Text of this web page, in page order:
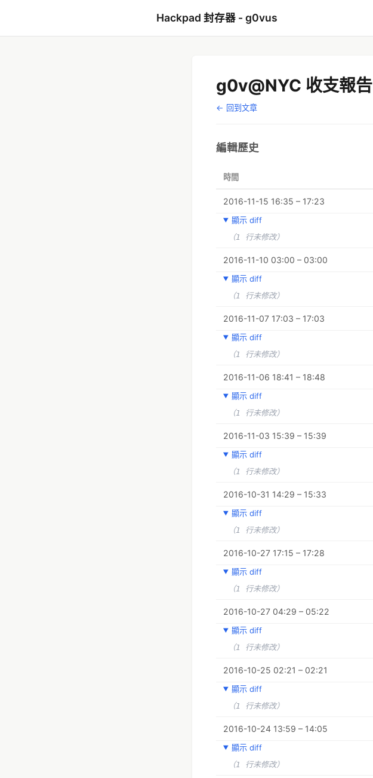
Hackpad 封存器 - g0vus
g0v@NYC 收支報告
← 回到文章
編輯歷史
時間
2016-11-15 16:35 – 17:23
顯示 diff
（1 行未修改）
2016-11-10 03:00 – 03:00
顯示 diff
（1 行未修改）
2016-11-07 17:03 – 17:03
顯示 diff
（1 行未修改）
2016-11-06 18:41 – 18:48
顯示 diff
（1 行未修改）
2016-11-03 15:39 – 15:39
顯示 diff
（1 行未修改）
2016-10-31 14:29 – 15:33
顯示 diff
（1 行未修改）
2016-10-27 17:15 – 17:28
顯示 diff
（1 行未修改）
2016-10-27 04:29 – 05:22
顯示 diff
（1 行未修改）
2016-10-25 02:21 – 02:21
顯示 diff
（1 行未修改）
2016-10-24 13:59 – 14:05
顯示 diff
（1 行未修改）